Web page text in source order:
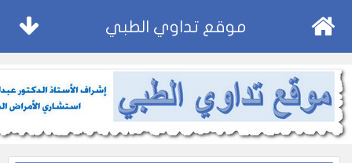
موقع تداوي الطبي